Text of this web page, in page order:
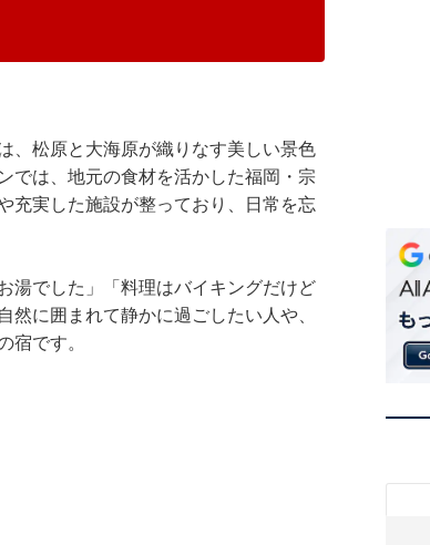
、松原と大海原が織りなす美しい景色
では、地元の食材を活かした福岡・宗
充実した施設が整っており、日常を忘
湯でした」「料理はバイキングだけど
に囲まれて静かに過ごしたい人や、
宿です。